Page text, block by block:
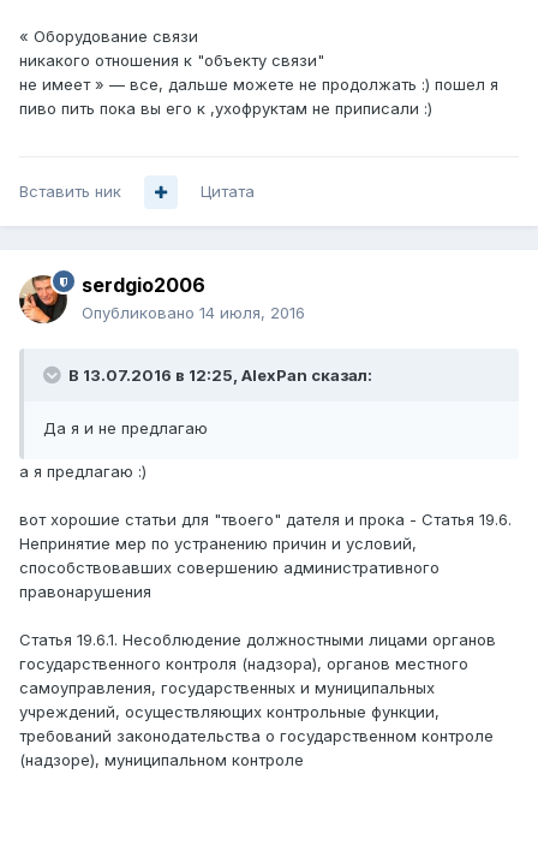
« Оборудование связи
никакого отношения к "объекту связи"
не имеет » — все, дальше можете не продолжать :) пошел я
пиво пить пока вы его к ,ухофруктам не приписали :)
Вставить ник Цитата
serdgio2006
Опубликовано 14 июля, 2016
В 13.07.2016 в 12:25, AlexPan сказал:
Да я и не предлагаю
а я предлагаю :)
вот хорошие статьи для "твоего" дателя и прока - Статья 19.6.
Непринятие мер по устранению причин и условий,
способствовавших совершению административного
правонарушения
Статья 19.6.1. Несоблюдение должностными лицами органов
государственного контроля (надзора), органов местного
самоуправления, государственных и муниципальных
учреждений, осуществляющих контрольные функции,
требований законодательства о государственном контроле
(надзоре), муниципальном контроле